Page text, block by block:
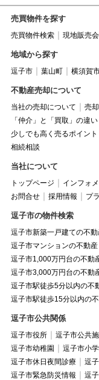
売買物件を探す
売買物件検索 現地販売
地域から探す
逗子市 葉山町 横須賀
不動産売却について
当社の売却について 売
「仲介」と「買取」の違い
少しでも高く売るポイント
相続相談
当社について
トップページ インフォ
お問合せ
採用情報 プ
逗子市の物件検索
逗子市新築一戸建ての不
逗子市マンションの不動産
逗子市1,000万円台の不動
逗子市3,000万円台の不動
逗子市駅徒歩5分以内の不
逗子市駅徒歩15分以内の
逗子市公共関係
逗子市役所 逗子市公共
逗子市幼稚園
逗子市小
逗子市休日夜間診療
逗
逗子市緊急防災情報
逗